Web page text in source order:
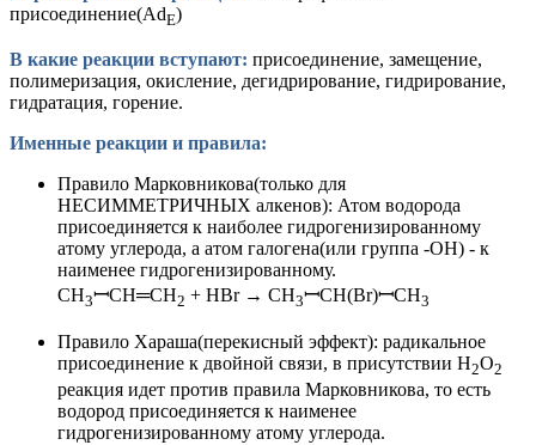
присоединение(AdE)
В какие реакции вступают: присоединение, замещение,
полимеризация, окисление, дегидрирование, гидрирование,
гидратация, горение.
Именные реакции и правила:
Правило Марковникова(только для
НЕСИММЕТРИЧНЫХ алкенов): Атом водорода
присоединяется к наиболее гидрогенизированному
атому углерода, а атом галогена(или группа -OH) - к
наименее гидрогенизированному.
CH3ꟷCH═CH2 + HBr → CH3ꟷCH(Br)ꟷCH3
Правило Хараша(перекисный эффект): радикальное
присоединение к двойной связи, в присутствии H2O2
реакция идет против правила Марковникова, то есть
водород присоединяется к наименее
гидрогенизированному атому углерода.